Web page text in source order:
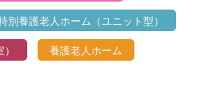
別養護老人ホーム（ユニット型）
養護老人ホーム